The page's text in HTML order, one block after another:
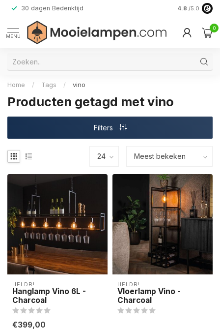
30 dagen Bedenktijd Verzending
4.8 /5.0
MENU
0
Home / Tags / vino
Producten getagd met vino
Filters
HELDR!
Hanglamp Vino 6L -
Charcoal
€399,00
HELDR!
Vloerlamp Vino -
Charcoal